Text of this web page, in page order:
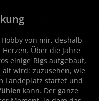
von mir, deshalb
Über die Jahre
einige Rigs aufgebaut,
wird: zuzusehen, wie
Landeplatz startet und
kann. Der ganze